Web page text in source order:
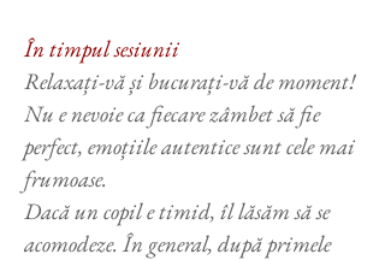
În timpul sesiunii
Relaxați-vă și bucurați-vă de moment!
Nu e nevoie ca fiecare zâmbet să fie
perfect, emoțiile autentice sunt cele mai
frumoase.
Dacă un copil e timid, îl lăsăm să se
acomodeze. În general, după primele